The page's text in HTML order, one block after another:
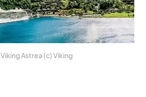
Vi­king Astrea (c) Vi­king